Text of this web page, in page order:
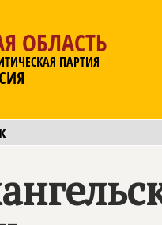
ОБЛАСТЬ
ПАРТИЯ